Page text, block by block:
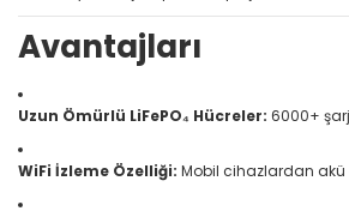
Avantajları
Uzun Ömürlü LiFePO₄ Hücreler: 6000+
WiFi İzleme Özelliği: Mobil cihazlardan akü